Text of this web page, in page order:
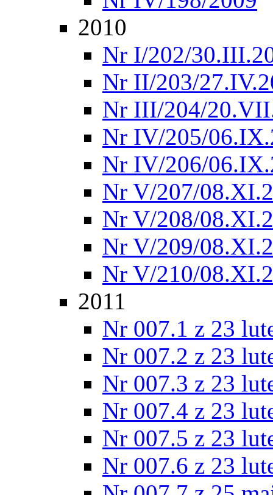
2010
Nr I/202/
Nr II/203/
Nr III/204/
Nr IV/205/
Nr IV/206/
Nr V/207/
Nr V/208/
Nr V/209/
Nr V/210/
2011
Nr 007.1 z 23
Nr 007.2 z 23
Nr 007.3 z 23
Nr 007.4 z 23
Nr 007.5 z 23
Nr 007.6 z 23